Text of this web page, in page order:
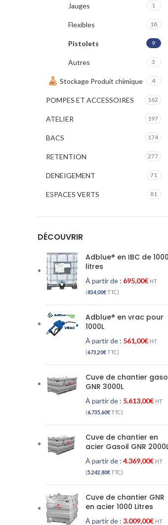
Jauges 1
Flexibles 18
Pistolets 9
Autres 3
Stockage Produit chimique 4
POMPES ET ACCESSOIRES 162
ATELIER 197
BACS 174
RETENTION 277
DENEIGEMENT 71
ESPACES VERTS 81
DÉCOUVRIR
Adblue® en IBC de 1000
litres
À partir de : 695,00€ HT
(834,00€TTC)
Adblue® en vrac pour
1000L
À partir de : 561,00€ HT
(673,20€TTC)
Cuve de chantier
GNR 3000L
À partir de : 5.613,00€ HT
(6.735,60€TTC)
Cuve de chantier en
acier Gasoil GNR
À partir de : 4.369,00€ HT
(5.242,80€TTC)
Cuve de chantier GNR
en acier 1000 Litres
À partir de : 3.009,00€ HT